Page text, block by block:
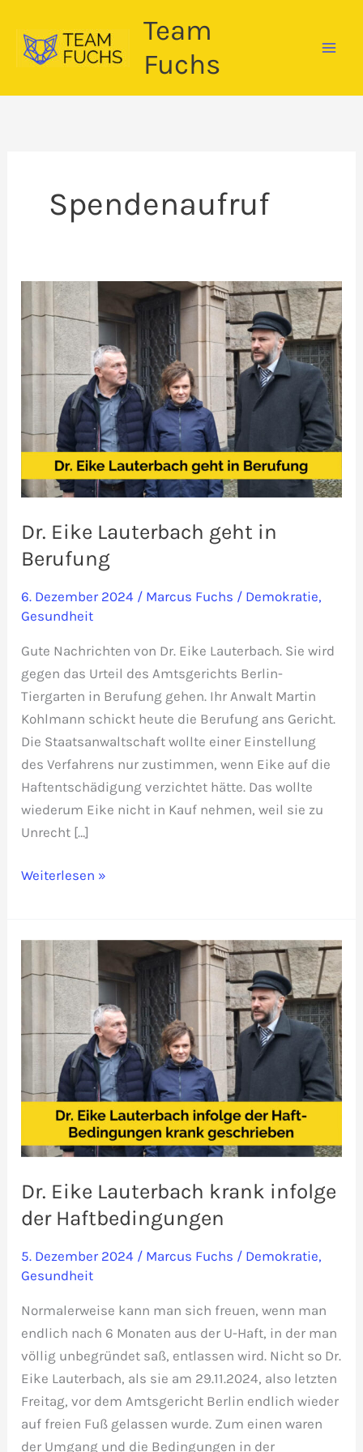
Inhalt
springen
Team
Fuchs
Spendenaufruf
Dr. Eike Lauterbach geht in
Berufung
6. Dezember 2024 / Marcus Fuchs / Demokratie,
Gesundheit
Gute Nachrichten von Dr. Eike Lauterbach. Sie wird
gegen das Urteil des Amtsgerichts Berlin-
Tiergarten in Berufung gehen. Ihr Anwalt Martin
Kohlmann schickt heute die Berufung ans Gericht.
Die Staatsanwaltschaft wollte einer Einstellung
des Verfahrens nur zustimmen, wenn Eike auf die
Haftentschädigung verzichtet hätte. Das wollte
wiederum Eike nicht in Kauf nehmen, weil sie zu
Unrecht […]
Dr.
geht
Berufung
Weiterlesen »
Dr. Eike Lauterbach krank infolge
der Haftbedingungen
5. Dezember 2024 / Marcus Fuchs / Demokratie,
Gesundheit
Normalerweise kann man sich freuen, wenn man
endlich nach 6 Monaten aus der U-Haft, in der man
völlig unbegründet saß, entlassen wird. Nicht so Dr.
Eike Lauterbach, als sie am 29.11.2024, also letzten
Freitag, vor dem Amtsgericht Berlin endlich wieder
auf freien Fuß gelassen wurde. Zum einen waren
der Umgang und die Bedingungen in der